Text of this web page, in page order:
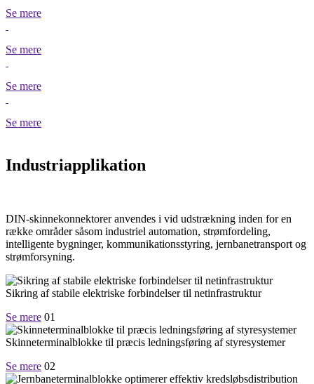
Se mere
Se mere
Se mere
Se mere
Industriapplikation
DIN-skinnekonnektorer anvendes i vid udstrækning inden for en
række områder såsom industriel automation, strømfordeling,
intelligente bygninger, kommunikationsstyring, jernbanetransport og
strømforsyning.
Sikring af stabile elektriske forbindelser til netinfrastruktur
Se mere 01
Skinneterminalblokke til præcis ledningsføring af styresystemer
Se mere 02